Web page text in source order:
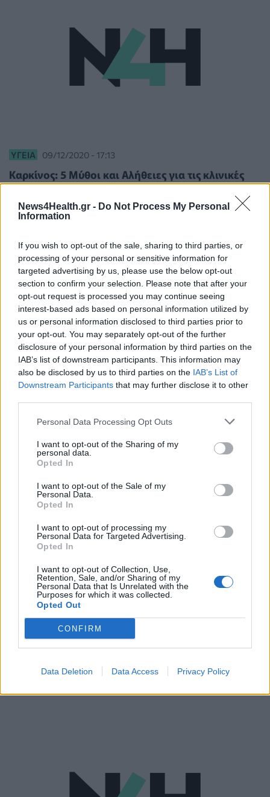
News4Health.gr - Do Not Process My Personal
Information
If you wish to opt-out of the sale, sharing to third parties, or
processing of your personal or sensitive information for
targeted advertising by us, please use the below opt-out
section to confirm your selection. Please note that after your
opt-out request is processed you may continue seeing
interest-based ads based on personal information utilized by
us or personal information disclosed to third parties prior to
your opt-out. You may separately opt-out of the further
disclosure of your personal information by third parties on the
IAB’s list of downstream participants. This information may
also be disclosed by us to third parties on the IAB’s List of
Downstream Participants that may further disclose it to other
Personal Data Processing Opt Outs
I want to opt-out of the Sharing of my
personal data.
Opted In
I want to opt-out of the Sale of my
Personal Data.
Opted In
I want to opt-out of processing my
Personal Data for Targeted Advertising.
Opted In
I want to opt-out of Collection, Use,
Retention, Sale, and/or Sharing of my
Personal Data that Is Unrelated with the
Purposes for which it was collected.
Opted Out
CONFIRM
Data Deletion Data Access Privacy Policy
ΥΓΕΊΑ 09/12/2020 - 17:13
Καρκίνος: 5 Μύθοι και Αλήθειες για τις κλινικές
μελέτες
Δέκα μύθοι και δέκα αλήθειες για τη δισκοκήλη
Θυρεοειδής: Μύθοι και αλήθειες